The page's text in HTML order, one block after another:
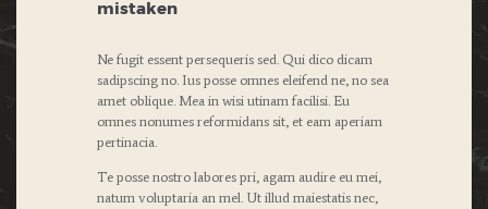
mistaken
Ne fugit essent persequeris sed. Qui dico dicam
sadipscing no. Ius posse omnes eleifend ne, no sea
amet oblique. Mea in wisi utinam facilisi. Eu
omnes nonumes reformidans sit, et eam aperiam
pertinacia.
Te posse nostro labores pri, agam audire eu mei,
natum voluptaria an mel. Ut illud maiestatis nec,